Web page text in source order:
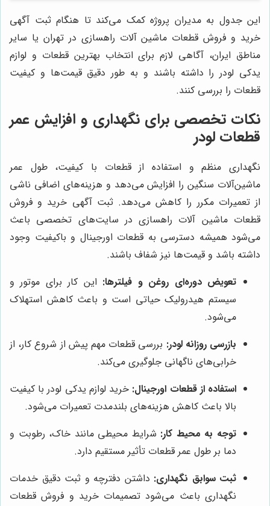
این جدول به مدیران پروژه کمک می‌کند تا هنگام ثبت آگهی
خرید و فروش قطعات ماشین آلات راهسازی در تهران یا سایر
مناطق ایران، آگاهی لازم برای انتخاب بهترین قطعات و لوازم
یدکی لودر را داشته باشند و به طور دقیق قیمت‌ها و کیفیت
قطعات را بررسی کنند.
نکات تخصصی برای نگهداری و افزایش عمر
قطعات لودر
نگهداری منظم و استفاده از قطعات با کیفیت، طول عمر
ماشین‌آلات سنگین را افزایش می‌دهد و هزینه‌های اضافی ناشی
از تعمیرات مکرر را کاهش می‌دهد. ثبت آگهی خرید و فروش
قطعات ماشین آلات راهسازی در سایت‌های تخصصی باعث
می‌شود همیشه دسترسی به قطعات اورجینال و باکیفیت وجود
داشته باشد و قیمت‌ها نیز شفاف باشند.
تعویض دوره‌ای روغن و فیلترها: این کار برای موتور و
سیستم هیدرولیک حیاتی است و باعث کاهش استهلاک
می‌شود.
بازرسی روزانه لودر: بررسی قطعات مهم پیش از شروع کار، از
خرابی‌های ناگهانی جلوگیری می‌کند.
استفاده از قطعات اورجینال: خرید لوازم یدکی لودر با کیفیت
بالا باعث کاهش هزینه‌های بلندمدت تعمیرات می‌شود.
توجه به محیط کار: شرایط محیطی مانند خاک، رطوبت و
دما بر طول عمر قطعات تأثیر مستقیم دارد.
ثبت سوابق نگهداری: داشتن دفترچه و ثبت دقیق خدمات
نگهداری باعث می‌شود تصمیمات خرید و فروش قطعات